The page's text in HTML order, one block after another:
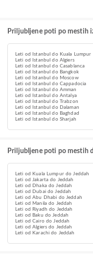
Priljubljene poti po mestih
Leti od Istanbul do Kuala Lumpur
Leti od Istanbul do Algiers
Leti od Istanbul do Casablanca
Leti od Istanbul do Bangkok
Leti od Istanbul do Moscow
Leti od Istanbul do Cappadocia
Leti od Istanbul do Amman
Leti od Istanbul do Antalya
Leti od Istanbul do Trabzon
Leti od Istanbul do Dalaman
Leti od Istanbul do Baghdad
Leti od Istanbul do Sharjah
Priljubljene poti po mestih
Leti od Kuala Lumpur do Jeddah
Leti od Jakarta do Jeddah
Leti od Dhaka do Jeddah
Leti od Dubai do Jeddah
Leti od Abu Dhabi do Jeddah
Leti od Manila do Jeddah
Leti od Riyadh do Jeddah
Leti od Baku do Jeddah
Leti od Cairo do Jeddah
Leti od Algiers do Jeddah
Leti od Karachi do Jeddah